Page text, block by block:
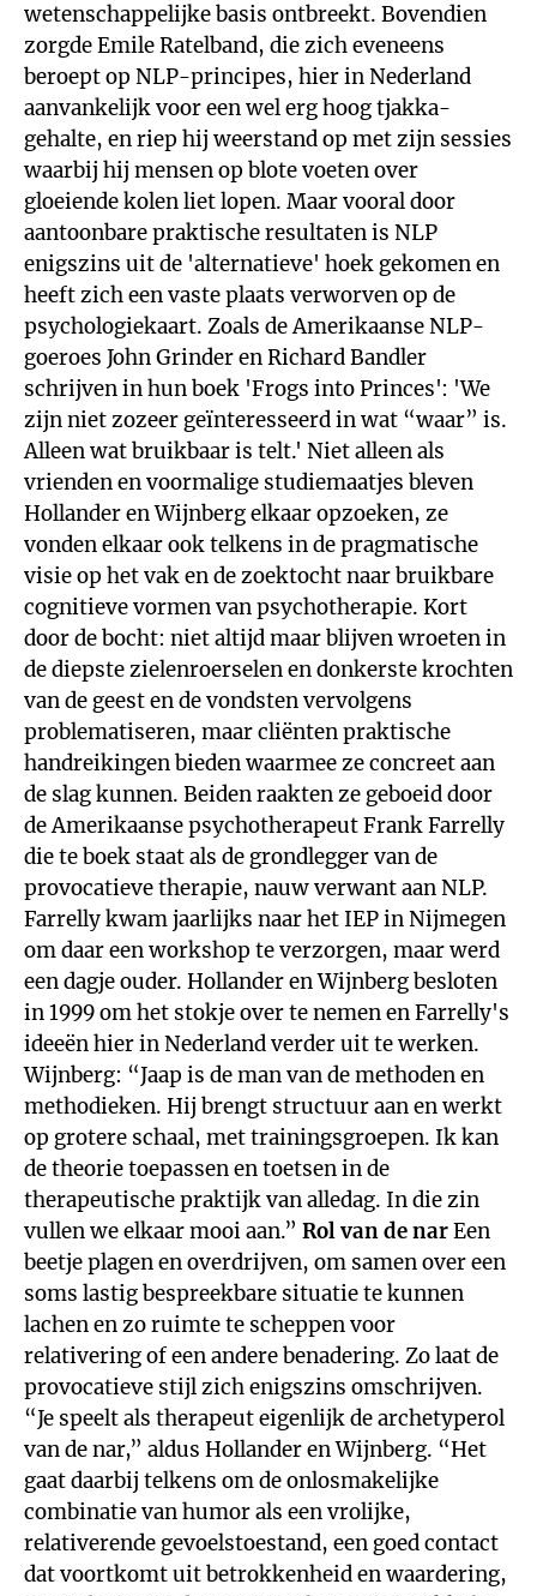
wetenschappelijke basis ontbreekt. Bovendien
zorgde Emile Ratelband, die zich eveneens
beroept op NLP-principes, hier in Nederland
aanvankelijk voor een wel erg hoog tjakka-
gehalte, en riep hij weerstand op met zijn sessies
waarbij hij mensen op blote voeten over
gloeiende kolen liet lopen. Maar vooral door
aantoonbare praktische resultaten is NLP
enigszins uit de 'alternatieve' hoek gekomen en
heeft zich een vaste plaats verworven op de
psychologiekaart. Zoals de Amerikaanse NLP-
goeroes John Grinder en Richard Bandler
schrijven in hun boek 'Frogs into Princes': 'We
zijn niet zozeer geïnteresseerd in wat “waar” is.
Alleen wat bruikbaar is telt.' Niet alleen als
vrienden en voormalige studiemaatjes bleven
Hollander en Wijnberg elkaar opzoeken, ze
vonden elkaar ook telkens in de pragmatische
visie op het vak en de zoektocht naar bruikbare
cognitieve vormen van psychotherapie. Kort
door de bocht: niet altijd maar blijven wroeten in
de diepste zielenroerselen en donkerste krochten
van de geest en de vondsten vervolgens
problematiseren, maar cliënten praktische
handreikingen bieden waarmee ze concreet aan
de slag kunnen. Beiden raakten ze geboeid door
de Amerikaanse psychotherapeut Frank Farrelly
die te boek staat als de grondlegger van de
provocatieve therapie, nauw verwant aan NLP.
Farrelly kwam jaarlijks naar het IEP in Nijmegen
om daar een workshop te verzorgen, maar werd
een dagje ouder. Hollander en Wijnberg besloten
in 1999 om het stokje over te nemen en Farrelly's
ideeën hier in Nederland verder uit te werken.
Wijnberg: “Jaap is de man van de methoden en
methodieken. Hij brengt structuur aan en werkt
op grotere schaal, met trainingsgroepen. Ik kan
de theorie toepassen en toetsen in de
therapeutische praktijk van alledag. In die zin
vullen we elkaar mooi aan.” Rol van de narEen
beetje plagen en overdrijven, om samen over een
soms lastig bespreekbare situatie te kunnen
lachen en zo ruimte te scheppen voor
relativering of een andere benadering. Zo laat de
provocatieve stijl zich enigszins omschrijven.
“Je speelt als therapeut eigenlijk de archetyperol
van de nar,” aldus Hollander en Wijnberg. “Het
gaat daarbij telkens om de onlosmakelijke
combinatie van humor als een vrolijke,
relativerende gevoelstoestand, een goed contact
dat voortkomt uit betrokkenheid en waardering,